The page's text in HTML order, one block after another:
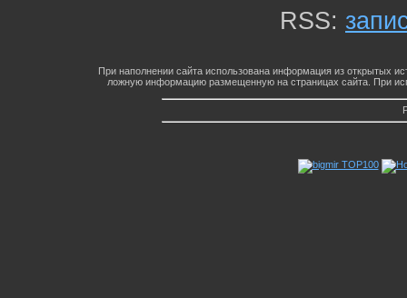
RSS:
При наполнении сайта использована информация из открытых
ложную информацию размещенную на страницах сайта. При